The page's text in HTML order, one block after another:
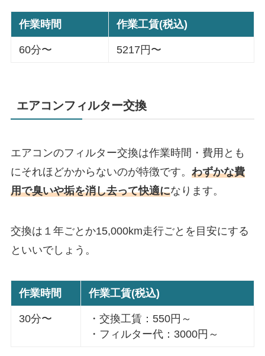
作業時間 作業工賃(税込)
60分〜 5217円〜
エアコンフィルター交換
エアコンのフィルター交換は作業時間・費用とも
にそれほどかからないのが特徴です。 わずかな費
用で臭いや垢を消し去って快適になります。
交換は１年ごとか15,000km走行ごとを目安にする
といいでしょう。
作業時間 作業工賃(税込)
30分〜
・交換工賃：550円～
・フィルター代：3000円～